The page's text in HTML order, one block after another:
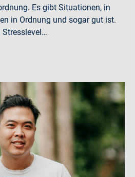
Es gibt Situationen, in
in Ordnung und sogar gut ist.
Stresslevel…